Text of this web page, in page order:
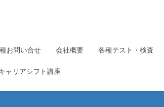
お問い合せ 会社概要 各種テスト・検査
ャリアシフト講座